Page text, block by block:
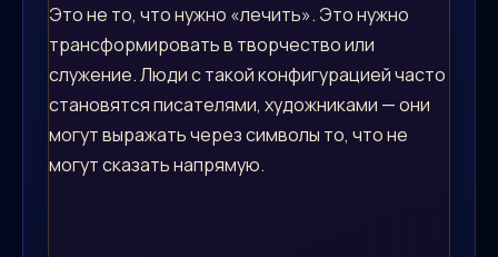
Это не то, что нужно «лечить». Это нужно
трансформировать в творчество или
служение. Люди с такой конфигурацией часто
становятся писателями, художниками — они
могут выражать через символы то, что не
могут сказать напрямую.